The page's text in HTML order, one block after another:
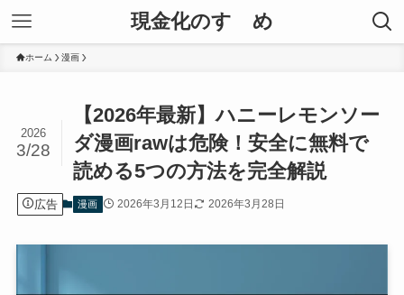
現金化のすゝめ
ホーム 漫画
【2026年最新】ハニーレモンソー
ダ漫画rawは危険！安全に無料で
読める5つの方法を完全解説
2026
3/28
広告 漫画 2026年3月12日 2026年3月28日